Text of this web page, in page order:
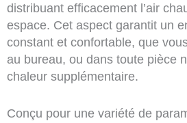
distribuant efficacement l’air
espace. Cet aspect garantit un
constant et confortable, que
au bureau, ou dans toute pièce
chaleur supplémentaire.
Conçu pour une variété de